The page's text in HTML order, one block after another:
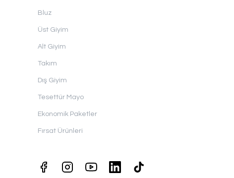
Bluz
Üst Giyim
Alt Giyim
Takım
Dış Giyim
Tesettür Mayo
Ekonomik Paketler
Fırsat Ürünleri